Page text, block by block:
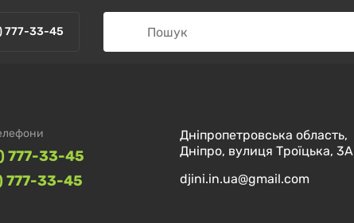
777-33-45
777-33-45
777-33-45
Дніпропетровська область,
Дніпро, вулиця Троїцька, 3А
djini.in.ua@gmail.com